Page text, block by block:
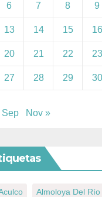
6 7 8 9
13 14 15 16
20 21 22 23
27 28 29 30
Sep Nov »
Almoloya Del Río